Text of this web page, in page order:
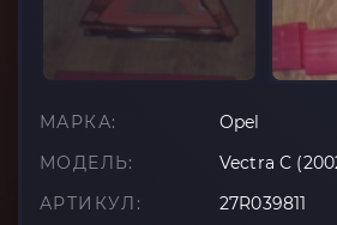
МАРКА:
Opel
МОДЕЛЬ:
Vectra C
АРТИКУЛ:
27R039811